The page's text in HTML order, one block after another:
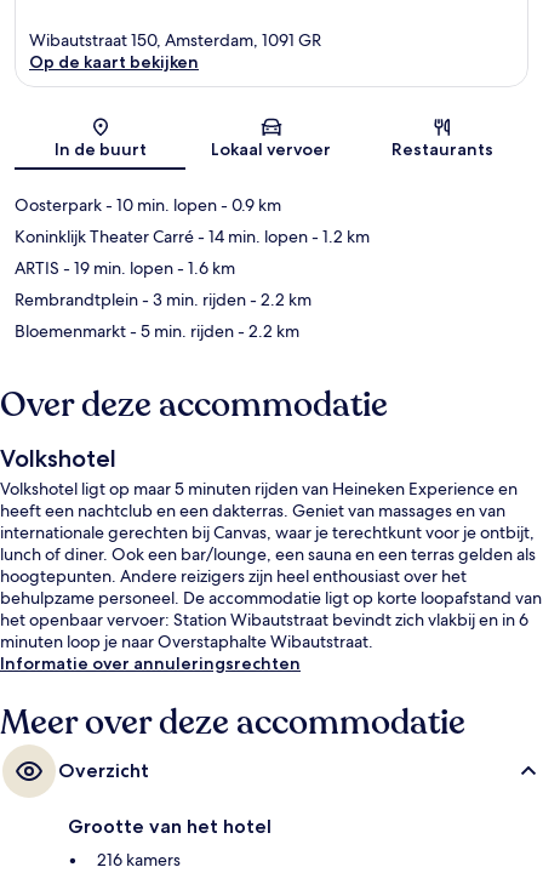
Kaart
Wibautstraat 150, Amsterdam, 1091 GR
Op de kaart bekijken
In de buurt Lokaal vervoer Restaurants
Oosterpark- 10 min. lopen- 0.9 km
Koninklijk Theater Carré- 14 min. lopen- 1.2 km
ARTIS - 19 min. lopen- 1.6 km
Rembrandtplein- 3 min. rijden- 2.2 km
Bloemenmarkt- 5 min. rijden- 2.2 km
Over deze accommodatie
Volkshotel
Volkshotel ligt op maar 5 minuten rijden van Heineken Experience en
heeft een nachtclub en een dakterras. Geniet van massages en van
internationale gerechten bij Canvas, waar je terechtkunt voor je ontbijt,
lunch of diner. Ook een bar/lounge, een sauna en een terras gelden als
hoogtepunten. Andere reizigers zijn heel enthousiast over het
behulpzame personeel. De accommodatie ligt op korte loopafstand van
het openbaar vervoer: Station Wibautstraat bevindt zich vlakbij en in 6
minuten loop je naar Overstaphalte Wibautstraat.
Informatie over annuleringsrechten
Meer over deze accommodatie
Overzicht
Grootte van het hotel
216 kamers